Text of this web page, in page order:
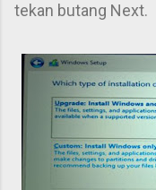
tekan butang Next.